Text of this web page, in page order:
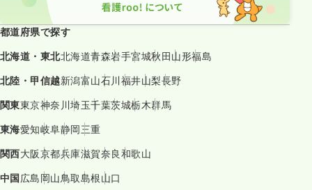
都道府県で探す
北海道・東北北海道青森岩手宮城秋田山形福島
北陸・甲信越新潟富山石川福井山梨長野
関東東京神奈川埼玉千葉茨城栃木群馬
東海愛知岐阜静岡三重
関西大阪京都兵庫滋賀奈良和歌山
中国広島岡山鳥取島根山口